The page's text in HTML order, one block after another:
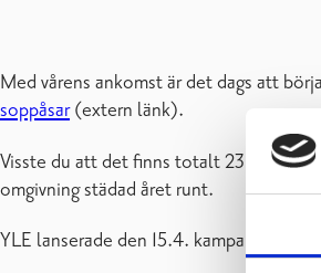
Med vårens ankomst är det dags att
soppåsar(extern länk).
Visste du att det finns totalt 230 sopkärl
omgivning städad året runt.
YLE lanserade den 15.4. kampanjen En